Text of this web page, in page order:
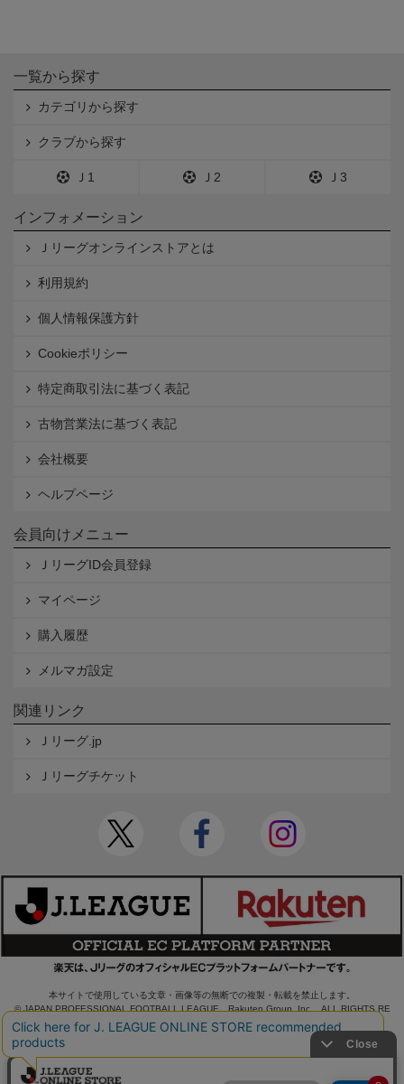
一覧から探す
カテゴリから探す
クラブから探す
Ｊ1 Ｊ2 Ｊ3
インフォメーション
Ｊリーグオンラインストアとは
利用規約
個人情報保護方針
Cookieポリシー
特定商取引法に基づく表記
古物営業法に基づく表記
会社概要
ヘルプページ
会員向けメニュー
ＪリーグID会員登録
マイページ
購入履歴
メルマガ設定
関連リンク
Ｊリーグ.jp
Ｊリーグチケット
本サイトで使用している文章・画像等の無断での複製・転載を禁止します。
© JAPAN PROFESSIONAL FOOTBALL LEAGUE Rakuten Group, Inc. ALL RIGHTS RE
SERVED.